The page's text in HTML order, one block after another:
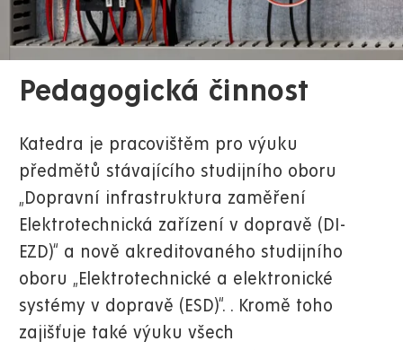
Pedagogická činnost
Katedra je pracovištěm pro výuku
předmětů stávajícího studijního oboru
„Dopravní infrastruktura zaměření
Elektrotechnická zařízení v dopravě (DI-
EZD)“ a nově akreditovaného studijního
oboru „Elektrotechnické a elektronické
systémy v dopravě (ESD)“. . Kromě toho
zajišťuje také výuku všech